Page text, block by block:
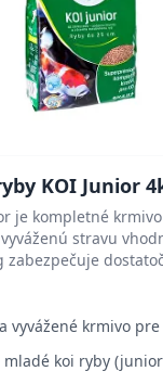
KOI Junior
je kompletné
stravu
zabezpečuje
vyvážené krmivo
mladé koi ryby